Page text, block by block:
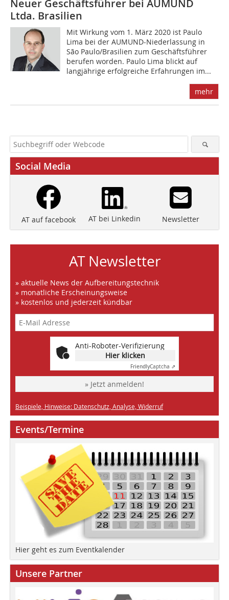
Neuer Geschäftsführer bei AUMUND
Ltda. Brasilien
Mit Wirkung vom 1. März 2020 ist Paulo
Lima bei der AUMUND-Niederlassung in
São Paulo/Brasilien zum Geschäftsführer
berufen worden. Paulo Lima blickt auf
langjährige erfolgreiche Erfahrungen im...
mehr
Social Media
AT auf facebook AT bei Linkedin Newsletter
AT Newsletter
» aktuelle News der Aufbereitungstechnik
» monatliche Erscheinungsweise
» kostenlos und jederzeit kündbar
Anti-Roboter-Verifizierung
Hier klicken
FriendlyCaptcha ⇗
» Jetzt anmelden!
Beispiele, Hinweise: Datenschutz, Analyse, Widerruf
Events/Termine
Hier geht es zum Eventkalender
Unsere Partner